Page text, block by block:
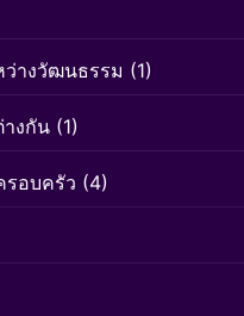
างวัฒนธรรม (1)
งกัน (1)
อบครัว (4)